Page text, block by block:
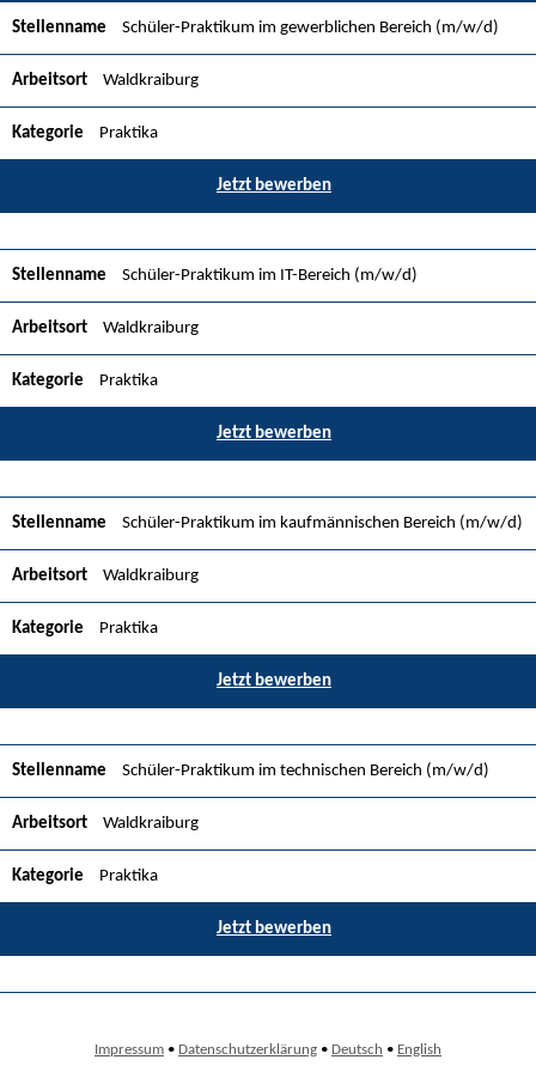
Schüler-Praktikum im gewerblichen Bereich (m/w/d)
Waldkraiburg
Praktika
Jetzt bewerben
Schüler-Praktikum im IT-Bereich (m/w/d)
Waldkraiburg
Praktika
Jetzt bewerben
Schüler-Praktikum im kaufmännischen Bereich (m/w/d)
Waldkraiburg
Praktika
Jetzt bewerben
Schüler-Praktikum im technischen Bereich (m/w/d)
Waldkraiburg
Praktika
Jetzt bewerben
Impressum • Datenschutzerklärung • Deutsch • English